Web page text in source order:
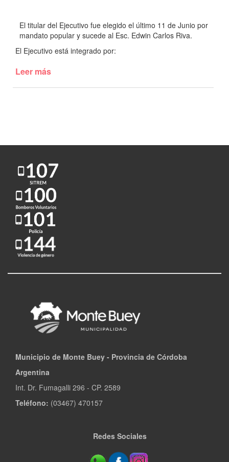
El titular del Ejecutivo fue elegido el último 11 de Junio por
mandato popular y sucede al Esc. Edwin Carlos Riva.
El Ejecutivo está integrado por:
Leer más
Monte
Buey
Municipio de Monte Buey - Provincia de Córdoba
Argentina
Int. Dr. Fumagalli 296 - CP. 2589
Teléfono: (03467) 470157
Redes Sociales